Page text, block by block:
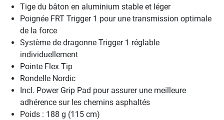
Tige du bâton en aluminium stable et léger
Poignée FRT Trigger 1 pour une transmission optimale
de la force
Système de dragonne Trigger 1 réglable
individuellement
Pointe Flex Tip
Rondelle Nordic
Incl. Power Grip Pad pour assurer une meilleure
adhérence sur les chemins asphaltés
Poids : 188 g (115 cm)